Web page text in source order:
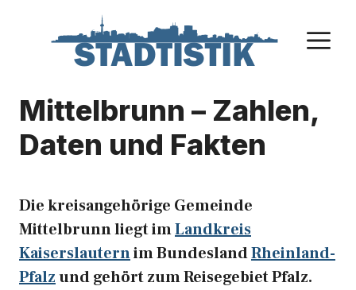
Mittelbrunn – Zahlen,
Daten und Fakten
Die kreisangehörige Gemeinde
Mittelbrunn liegt imLandkreis
Kaiserslauternim BundeslandRheinland-
Pfalzund gehört zum Reisegebiet Pfalz.